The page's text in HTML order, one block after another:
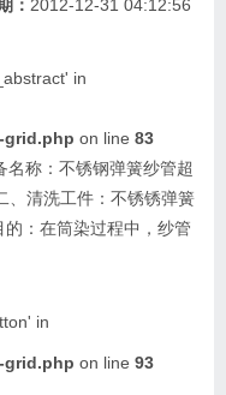
： 2012-12-31 04:12:56
in
grid.php on line 83
称：不锈钢弹簧纱管超
清洗工件：不锈锈弹簧
：在筒染过程中，纱管
in
grid.php on line 93